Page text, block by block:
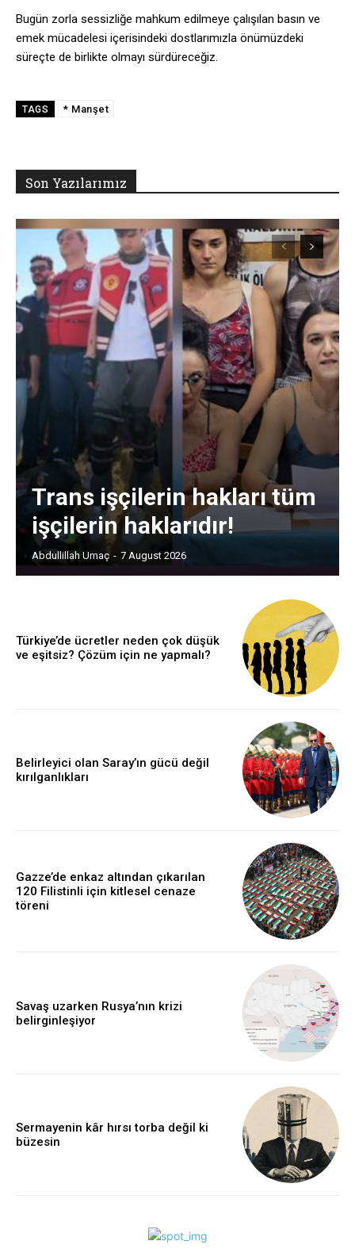
Bugün zorla sessizliğe mahkum edilmeye çalışılan basın ve
emek mücadelesi içerisindeki dostlarımızla önümüzdeki
süreçte de birlikte olmayı sürdüreceğiz.
TAGS * Manşet
Son Yazılarımız
Trans işçilerin hakları tüm
işçilerin haklarıdır!
Abdullillah Umaç - 7 August 2026
Türkiye’de ücretler neden çok düşük
ve eşitsiz? Çözüm için ne yapmalı?
Belirleyici olan Saray’ın gücü değil
kırılganlıkları
Gazze’de enkaz altından çıkarılan
120 Filistinli için kitlesel cenaze
töreni
Savaş uzarken Rusya’nın krizi
belirginleşiyor
Sermayenin kâr hırsı torba değil ki
büzesin